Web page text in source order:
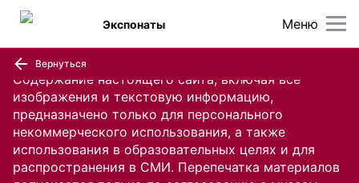
Содержание настоящего сайта, включая все
изображения и текстовую информацию,
предназначено только для персонального
некоммерческого использования, а также
использования в образовательных целях и для
распространения в СМИ. Перепечатка материалов
Меню
Экспонаты
Вернуться